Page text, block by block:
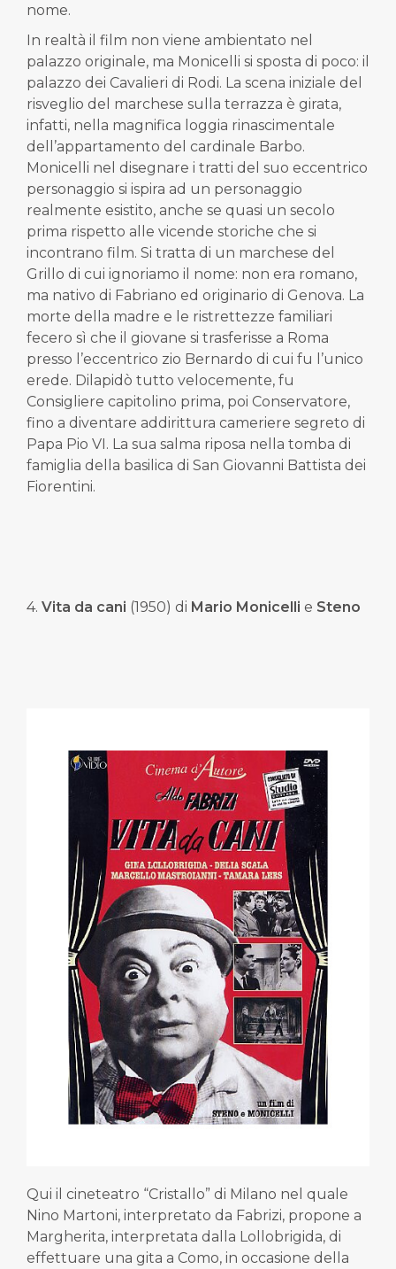
nome.
In realtà il film non viene ambientato nel
palazzo originale, ma Monicelli si sposta di poco: il
palazzo dei Cavalieri di Rodi. La scena iniziale del
risveglio del marchese sulla terrazza è girata,
infatti, nella magnifica loggia rinascimentale
dell’appartamento del cardinale Barbo.
Monicelli nel disegnare i tratti del suo eccentrico
personaggio si ispira ad un personaggio
realmente esistito, anche se quasi un secolo
prima rispetto alle vicende storiche che si
incontrano film. Si tratta di un marchese del
Grillo di cui ignoriamo il nome: non era romano,
ma nativo di Fabriano ed originario di Genova. La
morte della madre e le ristrettezze familiari
fecero sì che il giovane si trasferisse a Roma
presso l’eccentrico zio Bernardo di cui fu l’unico
erede. Dilapidò tutto velocemente, fu
Consigliere capitolino prima, poi Conservatore,
fino a diventare addirittura cameriere segreto di
Papa Pio VI. La sua salma riposa nella tomba di
famiglia della basilica di San Giovanni Battista dei
Fiorentini.
4. Vita da cani (1950) di Mario Monicelli e Steno
Qui il cineteatro “Cristallo” di Milano nel quale
Nino Martoni, interpretato da Fabrizi, propone a
Margherita, interpretata dalla Lollobrigida, di
effettuare una gita a Como, in occasione della